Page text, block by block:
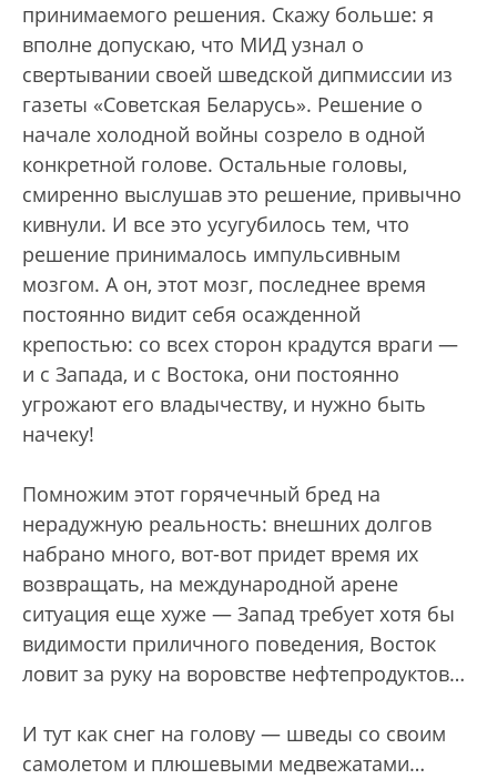
принимаемого решения. Скажу больше: я
вполне допускаю, что МИД узнал о
свертывании своей шведской дипмиссии из
газеты «Советская Беларусь». Решение о
начале холодной войны созрело в одной
конкретной голове. Остальные головы,
смиренно выслушав это решение, привычно
кивнули. И все это усугубилось тем, что
решение принималось импульсивным
мозгом. А он, этот мозг, последнее время
постоянно видит себя осажденной
крепостью: со всех сторон крадутся враги —
и с Запада, и с Востока, они постоянно
угрожают его владычеству, и нужно быть
начеку!
Помножим этот горячечный бред на
нерадужную реальность: внешних долгов
набрано много, вот-вот придет время их
возвращать, на международной арене
ситуация еще хуже — Запад требует хотя бы
видимости приличного поведения, Восток
ловит за руку на воровстве нефтепродуктов…
И тут как снег на голову — шведы со своим
самолетом и плюшевыми медвежатами…